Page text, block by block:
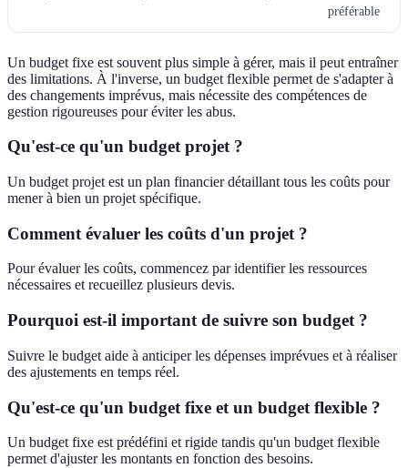
préférable
Un budget fixe est souvent plus simple à gérer, mais il peut entraîner
des limitations. À l'inverse, un budget flexible permet de s'adapter à
des changements imprévus, mais nécessite des compétences de
gestion rigoureuses pour éviter les abus.
Qu'est-ce qu'un budget projet ?
Un budget projet est un plan financier détaillant tous les coûts pour
mener à bien un projet spécifique.
Comment évaluer les coûts d'un projet ?
Pour évaluer les coûts, commencez par identifier les ressources
nécessaires et recueillez plusieurs devis.
Pourquoi est-il important de suivre son budget ?
Suivre le budget aide à anticiper les dépenses imprévues et à réaliser
des ajustements en temps réel.
Qu'est-ce qu'un budget fixe et un budget flexible ?
Un budget fixe est prédéfini et rigide tandis qu'un budget flexible
permet d'ajuster les montants en fonction des besoins.